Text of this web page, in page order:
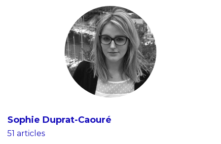
Sophie Duprat-Caouré
51 articles